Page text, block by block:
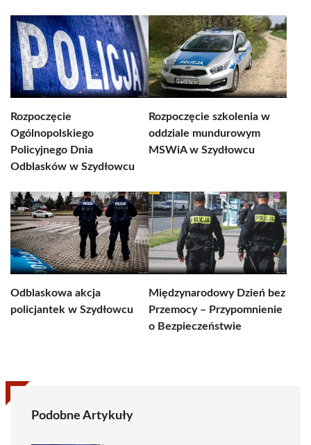
Rozpoczęcie
Ogólnopolskiego
Policyjnego Dnia
Odblasków w Szydłowcu
Rozpoczęcie szkolenia w
oddziale mundurowym
MSWiA w Szydłowcu
Odblaskowa akcja
policjantek w Szydłowcu
Międzynarodowy Dzień bez
Przemocy – Przypomnienie
o Bezpieczeństwie
Podobne Artykuły